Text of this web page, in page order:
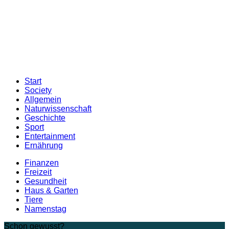
Start
Society
Allgemein
Naturwissenschaft
Geschichte
Sport
Entertainment
Ernährung
Finanzen
Freizeit
Gesundheit
Haus & Garten
Tiere
Namenstag
Schon gewusst?